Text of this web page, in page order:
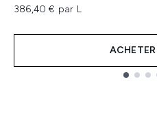
386,40 € par L
ACHETER